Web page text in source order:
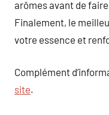
arômes avant de
Finalement, le
votre essence et
Complément
site.